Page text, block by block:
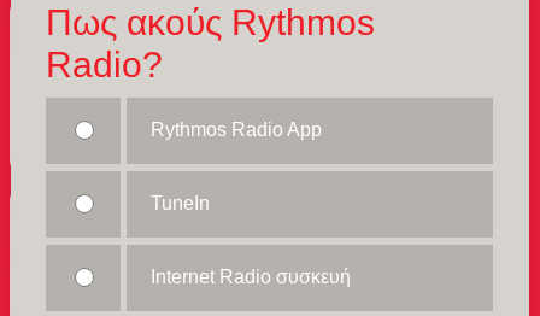
Πως ακούς Rythmos
Radio?
Rythmos Radio App
TuneIn
Internet Radio συσκευή